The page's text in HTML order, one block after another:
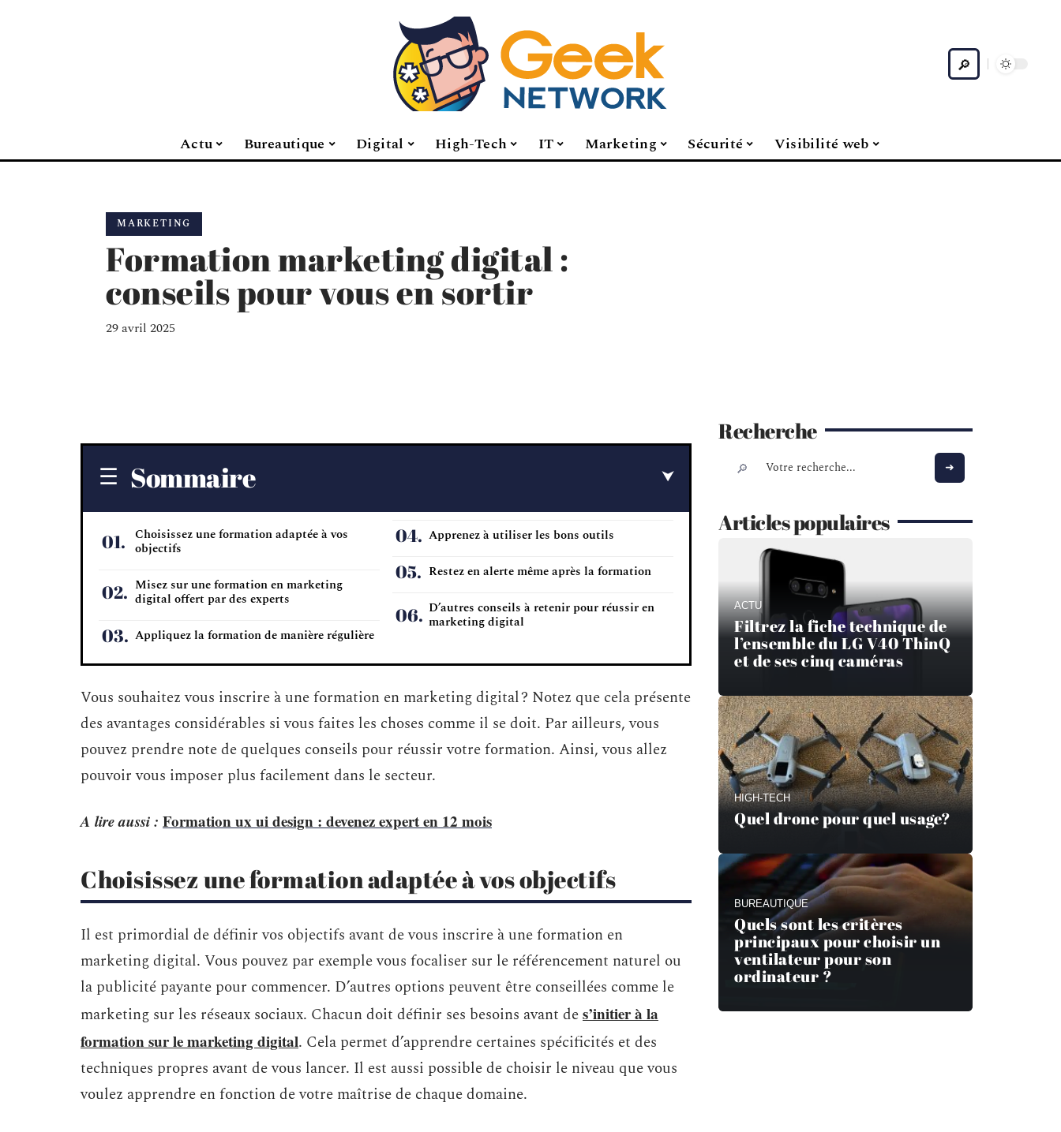
Actu Bureautique Digital High-Tech IT Marketing Sécurité Visibilité web
MARKETING
Formation marketing digital :
conseils pour vous en sortir
29 avril 2025
Sommaire
Choisissez une formation adaptée à vos
objectifs
Misez sur une formation en marketing
digital offert par des experts
Appliquez la formation de manière régulière
Apprenez à utiliser les bons outils
Restez en alerte même après la formation
D’autres conseils à retenir pour réussir en
marketing digital
Vous souhaitez vous inscrire à une formation en marketing digital ? Notez que cela présente
des avantages considérables si vous faites les choses comme il se doit. Par ailleurs, vous
pouvez prendre note de quelques conseils pour réussir votre formation. Ainsi, vous allez
pouvoir vous imposer plus facilement dans le secteur.
A lire aussi : Formation ux ui design : devenez expert en 12 mois
Choisissez une formation adaptée à vos objectifs
Il est primordial de définir vos objectifs avant de vous inscrire à une formation en
marketing digital. Vous pouvez par exemple vous focaliser sur le référencement naturel ou
la publicité payante pour commencer. D’autres options peuvent être conseillées comme le
marketing sur les réseaux sociaux. Chacun doit définir ses besoins avant des’initier à la
formation sur le marketing digital. Cela permet d’apprendre certaines spécificités et des
techniques propres avant de vous lancer. Il est aussi possible de choisir le niveau que vous
voulez apprendre en fonction de votre maîtrise de chaque domaine.
Recherche
Articles populaires
ACTU
Filtrez la fiche technique de
l’ensemble du LG V40 ThinQ
et de ses cinq caméras
HIGH-TECH
Quel drone pour quel usage?
BUREAUTIQUE
Quels sont les critères
principaux pour choisir un
ventilateur pour son
ordinateur ?